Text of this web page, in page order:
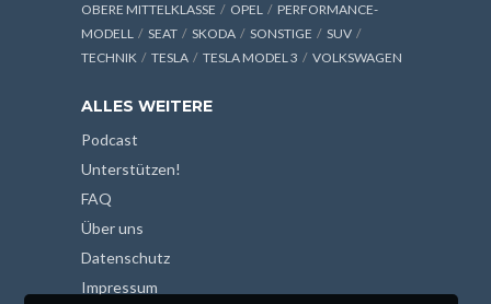
OBERE MITTELKLASSE
OPEL
PERFORMANCE-
MODELL
SEAT SKODA SONSTIGE
SUV
TECHNIK
TESLA TESLA MODEL 3 VOLKSWAGEN
ALLES WEITERE
Podcast
Unterstützen!
FAQ
Über uns
Datenschutz
Impressum